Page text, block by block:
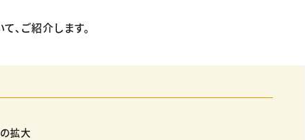
、ご紹介します。
拡大